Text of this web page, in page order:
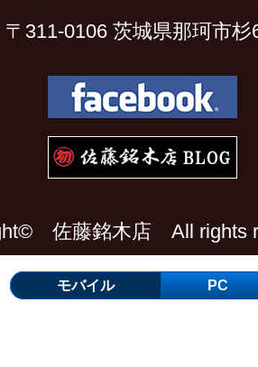
〒311-0106 茨城県那珂市杉
佐藤銘木店 All rights
モバイル PC